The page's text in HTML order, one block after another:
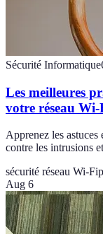
Sécurité Informatique
Les meilleures
votre réseau Wi-
Apprenez les
contre les intrusions
sécurité réseau Wi-Fi
Aug 6